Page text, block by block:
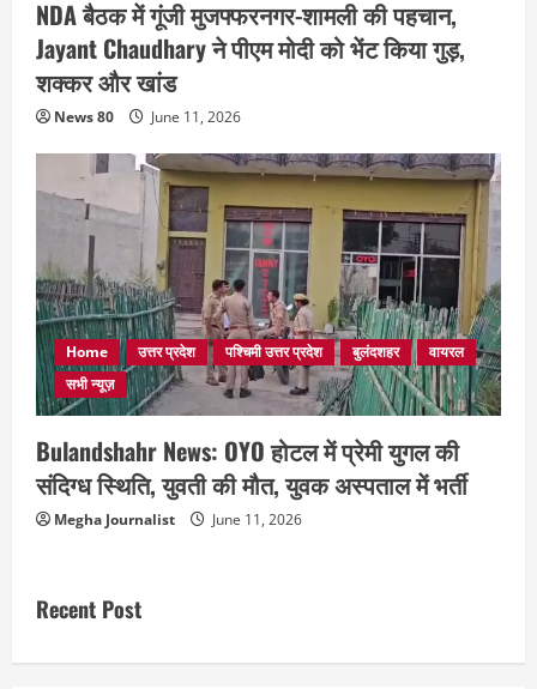
NDA बैठक में गूंजी मुजफ्फरनगर-शामली की पहचान,
Jayant Chaudhary ने पीएम मोदी को भेंट किया गुड़,
शक्कर और खांड
News 80 June 11, 2026
Home उत्तर प्रदेश पश्चिमी उत्तर प्रदेश बुलंदशहर
वायरल
सभी न्यूज़
Bulandshahr News: OYO होटल में प्रेमी युगल की
संदिग्ध स्थिति, युवती की मौत, युवक अस्पताल में भर्ती
Megha Journalist June 11, 2026
Recent Post